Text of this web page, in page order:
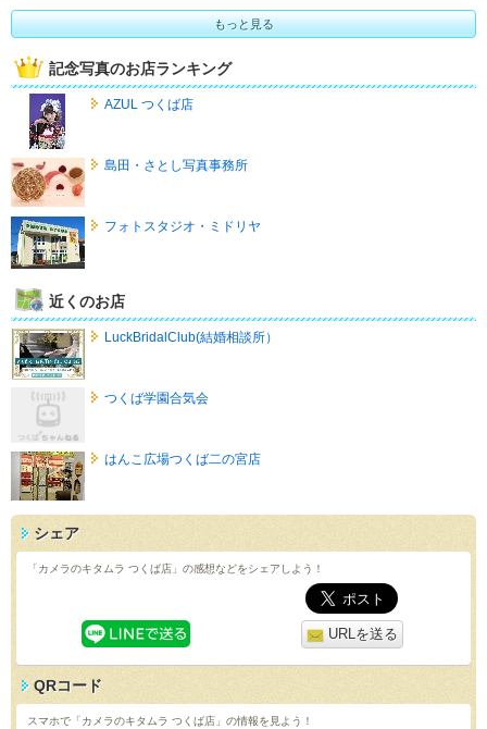
もっと見る
記念写真のお店ランキング
AZUL つくば店
島田・さとし写真事務所
フォトスタジオ・ミドリヤ
近くのお店
LuckBridalClub(結婚相談所）
つくば学園合気会
はんこ広場つくば二の宮店
シェア
「カメラのキタムラ つくば店」の感想などをシェアしよう！
URLを送る
QRコード
スマホで「カメラのキタムラ つくば店」の情報を見よう！